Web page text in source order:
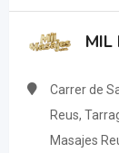
MIL
Carrer de
Reus,
Masajes